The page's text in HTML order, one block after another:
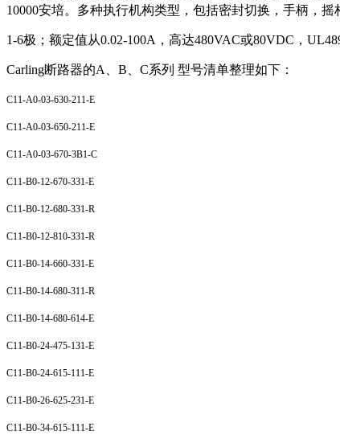
10000安培。多种执行机构类型，包括密封切换，手柄，
1-6极；额定值从0.02-100A，高达480VAC或80VDC，
Carling断路器的A、B、C系列 型号清单整理如下：
C11-A0-03-630-211-E
C11-A0-03-650-211-E
C11-A0-03-670-3B1-C
C11-B0-12-670-331-E
C11-B0-12-680-331-R
C11-B0-12-810-331-R
C11-B0-14-660-331-E
C11-B0-14-680-311-R
C11-B0-14-680-614-E
C11-B0-24-475-131-E
C11-B0-24-615-111-E
C11-B0-26-625-231-E
C11-B0-34-615-111-E